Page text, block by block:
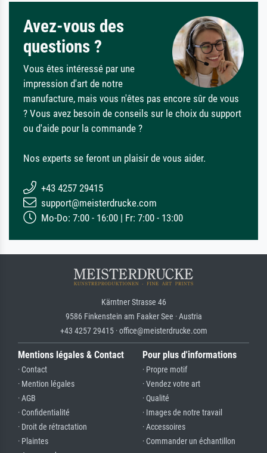
Avez-vous des
questions ?
Vous êtes intéressé par une
impression d'art de notre
manufacture, mais vous n'êtes pas encore sûr de vous
? Vous avez besoin de conseils sur le choix du support
ou d'aide pour la commande ?
Nos experts se feront un plaisir de vous aider.
+43 4257 29415
support@meisterdrucke.com
Mo-Do: 7:00 - 16:00 | Fr: 7:00 - 13:00
Kärntner Strasse 46
9586 Finkenstein am Faaker See · Austria
+43 4257 29415 · office@meisterdrucke.com
Mentions légales & Contact
· Contact
· Mention légales
· AGB
· Confidentialité
· Droit de rétractation
· Plaintes
Pour plus d'informations
· Propre motif
· Vendez votre art
· Qualité
· Images de notre travail
· Accessoires
· Commander un échantillon